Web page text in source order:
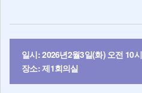
일시: 2026년2월3일(화) 오전 10시
장소: 제1회의실